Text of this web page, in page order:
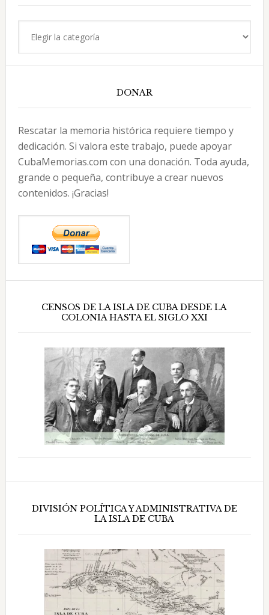
DONAR
Rescatar la memoria histórica requiere tiempo y
dedicación. Si valora este trabajo, puede apoyar
CubaMemorias.com con una donación. Toda ayuda,
grande o pequeña, contribuye a crear nuevos
contenidos. ¡Gracias!
CENSOS DE LA ISLA DE CUBA DESDE LA
COLONIA HASTA EL SIGLO XXI
DIVISIÓN POLÍTICA Y ADMINISTRATIVA DE
LA ISLA DE CUBA